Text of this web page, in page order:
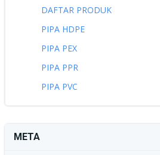
DAFTAR PRODUK
PIPA HDPE
PIPA PEX
PIPA PPR
PIPA PVC
META